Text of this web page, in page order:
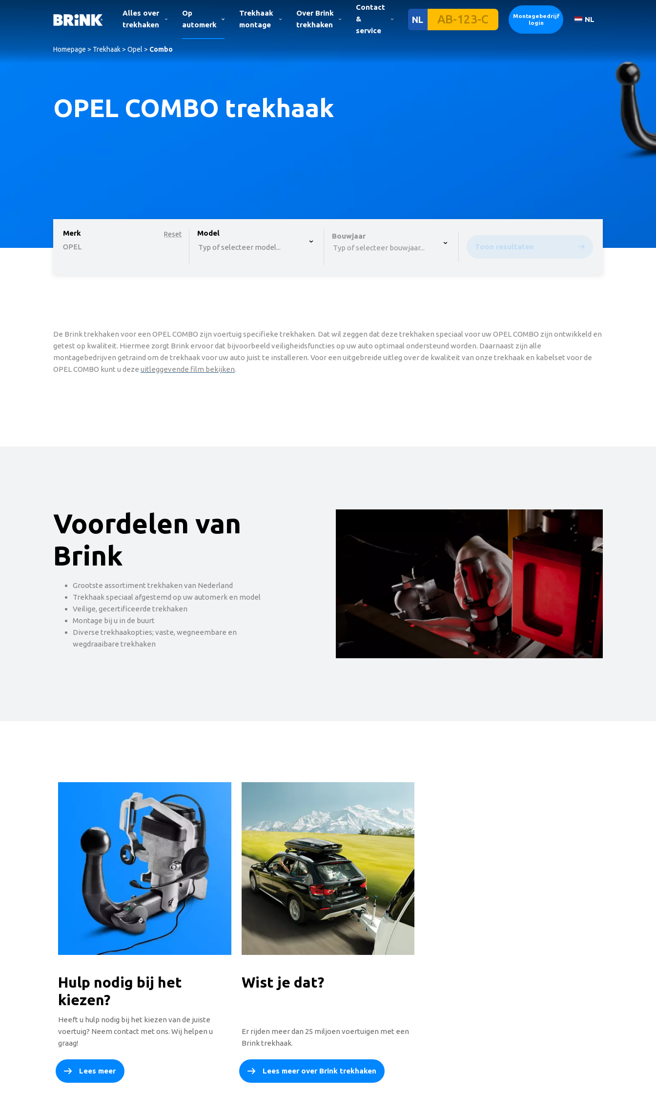
Alles over
trekhaken
Op
automerk
Trekhaak
montage
Over Brink
trekhaken
Contact
&
service
NL
Montagebedrijf
login
NL
Homepage > Trekhaak > Opel > Combo
OPEL COMBO trekhaak
Reset
Merk
OPEL
option , selected. Select is focused ,type to refine list, press Down to open the menu,
Model
Typ of selecteer model...
Bouwjaar
Typ of selecteer bouwjaar...
Toon resultaten
De Brink trekhaken voor een OPEL COMBO zijn voertuig specifieke trekhaken. Dat wil zeggen dat deze trekhaken speciaal voor uw OPEL COMBO zijn ontwikkeld en
getest op kwaliteit. Hiermee zorgt Brink ervoor dat bijvoorbeeld veiligheidsfuncties op uw auto optimaal ondersteund worden. Daarnaast zijn alle
montagebedrijven getraind om de trekhaak voor uw auto juist te installeren. Voor een uitgebreide uitleg over de kwaliteit van onze trekhaak en kabelset voor de
OPEL COMBO kunt u deze uitleggevende film bekijken.
Voordelen van
Brink
Grootste assortiment trekhaken van Nederland
Trekhaak speciaal afgestemd op uw automerk en model
Veilige, gecertificeerde trekhaken
Montage bij u in de buurt
Diverse trekhaakopties; vaste, wegneembare en
wegdraaibare trekhaken
Hulp nodig bij het
kiezen?
Heeft u hulp nodig bij het kiezen van de juiste
voertuig? Neem contact met ons. Wij helpen u
graag!
Lees meer
Wist je dat?
Er rijden meer dan 25 miljoen voertuigen met een
Brink trekhaak.
Lees meer over Brink trekhaken